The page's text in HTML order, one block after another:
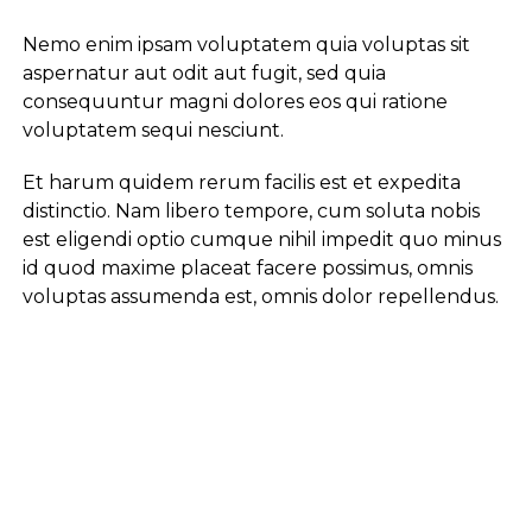
Nemo enim ipsam voluptatem quia voluptas sit
aspernatur aut odit aut fugit, sed quia
consequuntur magni dolores eos qui ratione
voluptatem sequi nesciunt.
Et harum quidem rerum facilis est et expedita
distinctio. Nam libero tempore, cum soluta nobis
est eligendi optio cumque nihil impedit quo minus
id quod maxime placeat facere possimus, omnis
voluptas assumenda est, omnis dolor repellendus.